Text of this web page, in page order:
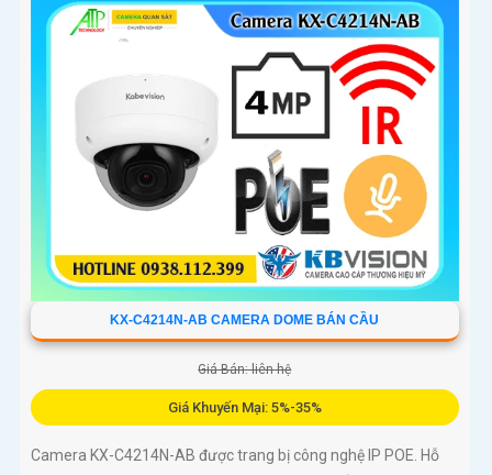
KX-C4214N-AB CAMERA DOME BÁN CẦU
Giá Bán: liên hệ
Giá Khuyến Mại: 5%-35%
Camera KX-C4214N-AB được trang bị công nghệ IP POE. Hỗ